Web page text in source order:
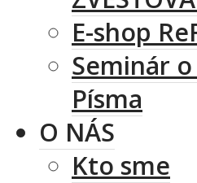
E-shop
Seminár
Písma
O NÁS
Kto sme